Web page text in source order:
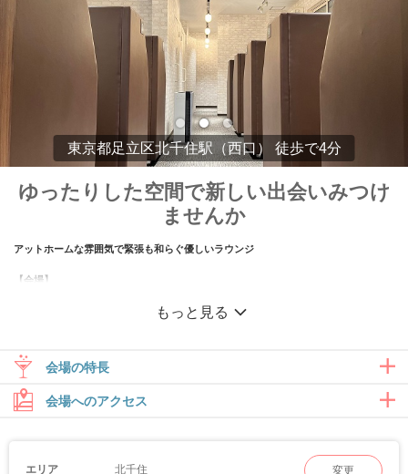
東京都足立区北千住駅（西口） 徒歩で4分
ゆったりした空間で新しい出会いみつけ
ませんか
アットホームな雰囲気で緊張も和らぐ優しいラウンジ
【会場】
アットホームで安心感ある雰囲気が特徴。
【ここでしかない限定企画】
「お酒を飲みながら話す」カジュアルな出会いや
「マッチング後、そのままお出かけ企画」など
世代に合わせた様々な企画をご用意しております。
一人ひとりの気持ちに寄り添ったご縁を繋げるようサポートさせていただきます。
もっと見る
会場の特長
北千住ラウンジのパーティーに参加される方は、常磐線など近隣にお住
会場へのアクセス
エリア 北千住 変更